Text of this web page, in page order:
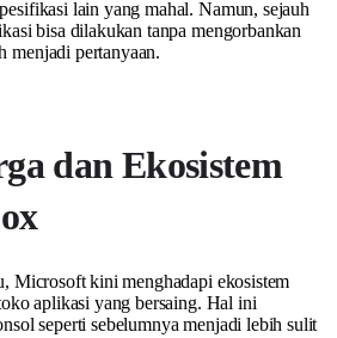
lain yang mahal. Namun, sejauh
bisa dilakukan tanpa mengorbankan
menjadi pertanyaan.
dan Ekosistem
Microsoft kini menghadapi ekosistem
aplikasi yang bersaing. Hal ini
seperti sebelumnya menjadi lebih sulit